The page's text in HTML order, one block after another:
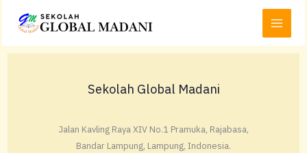
Main
Menu
Sekolah Global Madani
Jalan Kavling Raya XIV No.1 Pramuka, Rajabasa,
Bandar Lampung, Lampung, Indonesia.